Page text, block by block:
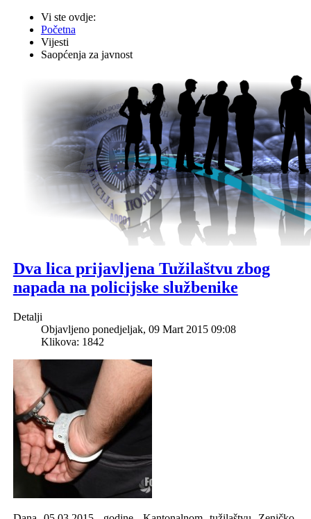
Vi ste ovdje:
Početna
Vijesti
Saopćenja za javnost
Dva lica prijavljena Tužilaštvu zbog
napada na policijske službenike
Detalji
Objavljeno ponedjeljak, 09 Mart 2015 09:08
Klikova: 1842